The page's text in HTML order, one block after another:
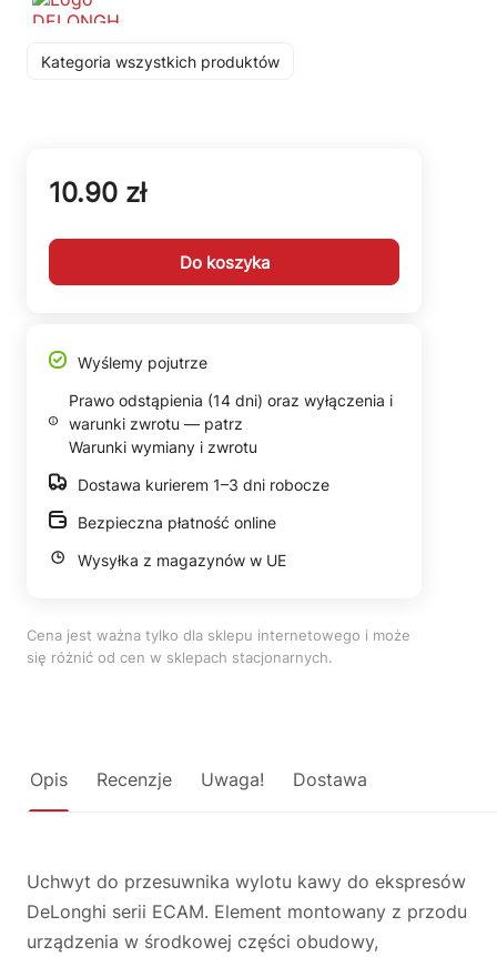
Kategoria wszystkich produktów
10.90 zł
Do koszyka
Wyślemy pojutrze
Prawo odstąpienia (14 dni) oraz wyłączenia i
warunki zwrotu — patrz
Warunki wymiany i zwrotu
Dostawa kurierem 1–3 dni robocze
Bezpieczna płatność online
Wysyłka z magazynów w UE
Cena jest ważna tylko dla sklepu internetowego i może
się różnić od cen w sklepach stacjonarnych.
Opis Recenzje Uwaga! Dostawa
Uchwyt do przesuwnika wylotu kawy do ekspresów
DeLonghi serii ECAM. Element montowany z przodu
urządzenia w środkowej części obudowy,